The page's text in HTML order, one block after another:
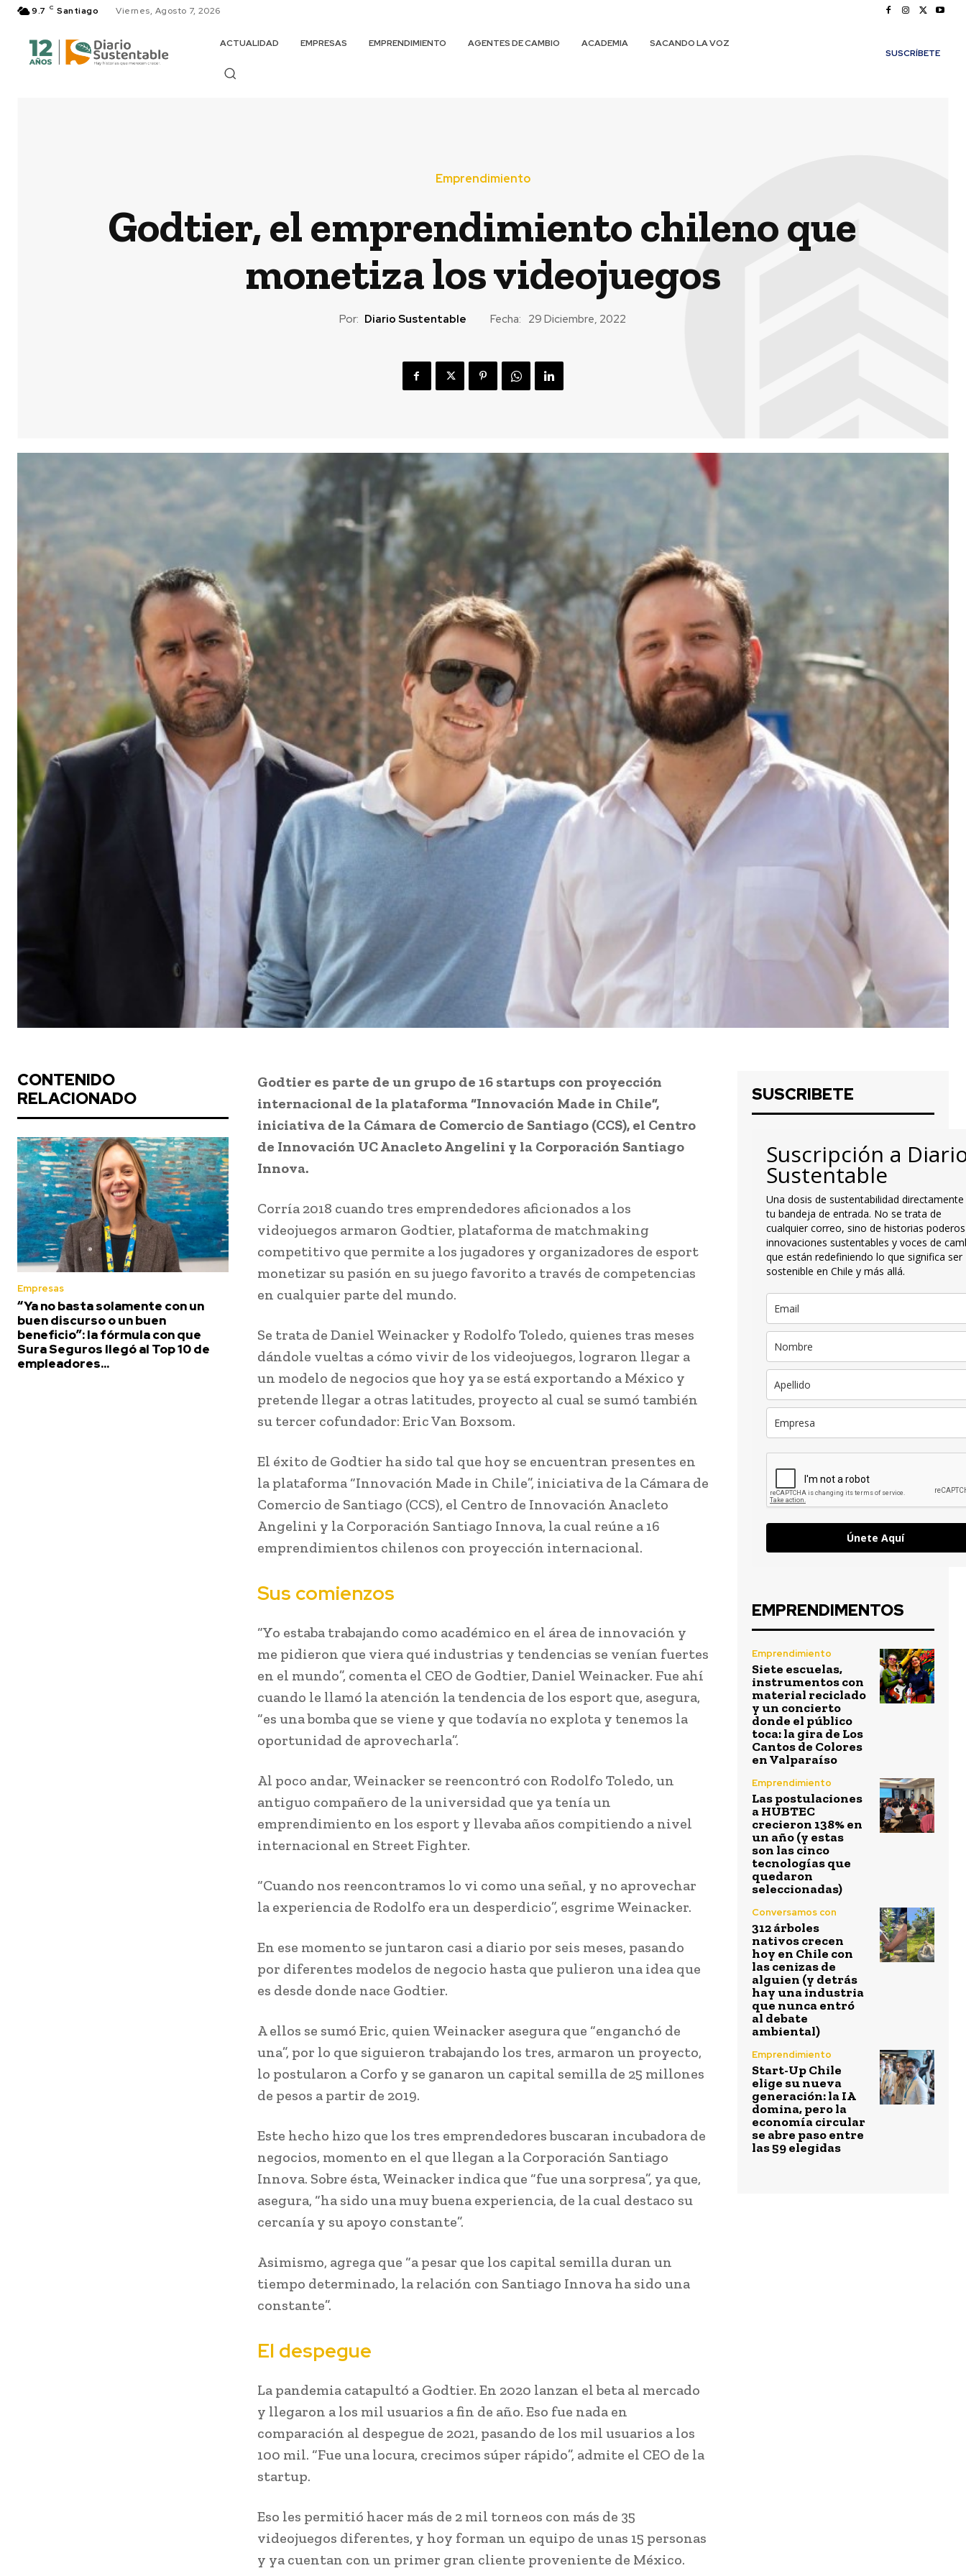
9.7 C Santiago Viernes, Agosto 7, 2026
ACTUALIDAD EMPRESAS EMPRENDIMIENTO AGENTES DE CAMBIO ACADEMIA
SACANDO LA VOZ
SUSCRÍBETE
Emprendimiento
Godtier, el emprendimiento chileno que
monetiza los videojuegos
Por: Diario Sustentable Fecha: 29 Diciembre, 2022
CONTENIDO
RELACIONADO
Empresas
“Ya no basta solamente con un
buen discurso o un buen
beneficio”: la fórmula con que
Sura Seguros llegó al Top 10 de
empleadores...
Godtier es parte de un grupo de 16 startups con proyección
internacional de la plataforma “Innovación Made in Chile”,
iniciativa de la Cámara de Comercio de Santiago (CCS), el Centro
de Innovación UC Anacleto Angelini y la Corporación Santiago
Innova.
Corría 2018 cuando tres emprendedores aficionados a los
videojuegos armaron Godtier, plataforma de matchmaking
competitivo que permite a los jugadores y organizadores de esport
monetizar su pasión en su juego favorito a través de competencias
en cualquier parte del mundo.
Se trata de Daniel Weinacker y Rodolfo Toledo, quienes tras meses
dándole vueltas a cómo vivir de los videojuegos, lograron llegar a
un modelo de negocios que hoy ya se está exportando a México y
pretende llegar a otras latitudes, proyecto al cual se sumó también
su tercer cofundador: Eric Van Boxsom.
El éxito de Godtier ha sido tal que hoy se encuentran presentes en
la plataforma “Innovación Made in Chile”, iniciativa de la Cámara de
Comercio de Santiago (CCS), el Centro de Innovación Anacleto
Angelini y la Corporación Santiago Innova, la cual reúne a 16
emprendimientos chilenos con proyección internacional.
Sus comienzos
“Yo estaba trabajando como académico en el área de innovación y
me pidieron que viera qué industrias y tendencias se venían fuertes
en el mundo”, comenta el CEO de Godtier, Daniel Weinacker. Fue ahí
cuando le llamó la atención la tendencia de los esport que, asegura,
“es una bomba que se viene y que todavía no explota y tenemos la
oportunidad de aprovecharla”.
Al poco andar, Weinacker se reencontró con Rodolfo Toledo, un
antiguo compañero de la universidad que ya tenía un
emprendimiento en los esport y llevaba años compitiendo a nivel
internacional en Street Fighter.
“Cuando nos reencontramos lo vi como una señal, y no aprovechar
la experiencia de Rodolfo era un desperdicio”, esgrime Weinacker.
En ese momento se juntaron casi a diario por seis meses, pasando
por diferentes modelos de negocio hasta que pulieron una idea que
es desde donde nace Godtier.
A ellos se sumó Eric, quien Weinacker asegura que “enganchó de
una”, por lo que siguieron trabajando los tres, armaron un proyecto,
lo postularon a Corfo y se ganaron un capital semilla de 25 millones
de pesos a partir de 2019.
Este hecho hizo que los tres emprendedores buscaran incubadora de
negocios, momento en el que llegan a la Corporación Santiago
Innova. Sobre ésta, Weinacker indica que “fue una sorpresa”, ya que,
asegura, “ha sido una muy buena experiencia, de la cual destaco su
cercanía y su apoyo constante”.
Asimismo, agrega que “a pesar que los capital semilla duran un
tiempo determinado, la relación con Santiago Innova ha sido una
constante”.
El despegue
La pandemia catapultó a Godtier. En 2020 lanzan el beta al mercado
y llegaron a los mil usuarios a fin de año. Eso fue nada en
comparación al despegue de 2021, pasando de los mil usuarios a los
100 mil. “Fue una locura, crecimos súper rápido”, admite el CEO de la
startup.
Eso les permitió hacer más de 2 mil torneos con más de 35
videojuegos diferentes, y hoy forman un equipo de unas 15 personas
y ya cuentan con un primer gran cliente proveniente de México.
SUSCRIBETE
Suscripción a
Sustentable
Una dosis de sustentabilidad
tu bandeja de entrada. No se trata de
cualquier correo, sino de historias
innovaciones sustentables y voces de
que están redefiniendo lo que significa ser
sostenible en Chile y más allá.
Únete Aquí
EMPRENDIMENTOS
Emprendimiento
Siete escuelas,
instrumentos con
material reciclado
y un concierto
donde el público
toca: la gira de Los
Cantos de Colores
en Valparaíso
Emprendimiento
Las postulaciones
a HUBTEC
crecieron 138% en
un año (y estas
son las cinco
tecnologías que
quedaron
seleccionadas)
Conversamos con
312 árboles
nativos crecen
hoy en Chile con
las cenizas de
alguien (y detrás
hay una industria
que nunca entró
al debate
ambiental)
Emprendimiento
Start-Up Chile
elige su nueva
generación: la IA
domina, pero la
economía circular
se abre paso entre
las 59 elegidas